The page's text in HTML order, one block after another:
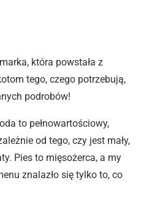
która powstała z
tego, czego potrzebują,
podrobów!
to pełnowartościowy,
od tego, czy jest mały,
Pies to mięsożerca, a my
znalazło się tylko to, co